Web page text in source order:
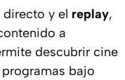
directo y el replay,
a
descubrir cine
bajo